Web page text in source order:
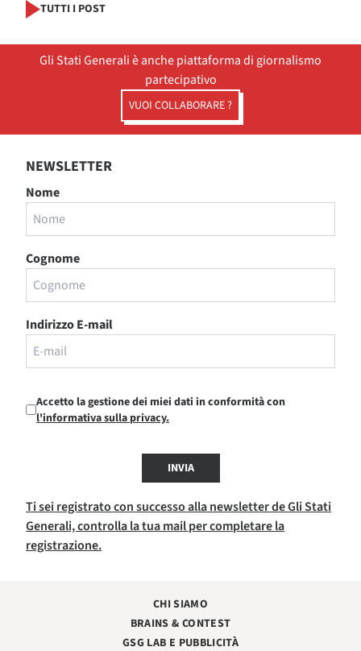
TUTTI I POST
Gli Stati Generali è anche piattaforma di giornalismo
partecipativo
VUOI COLLABORARE ?
NEWSLETTER
Nome
Cognome
Indirizzo E-mail
Accetto la gestione dei miei dati in conformità con
l'informativa sulla privacy.
INVIA
Ti sei registrato con successo alla newsletter de Gli Stati
Generali, controlla la tua mail per completare la
registrazione.
CHI SIAMO
BRAINS & CONTEST
GSG LAB E PUBBLICITÀ